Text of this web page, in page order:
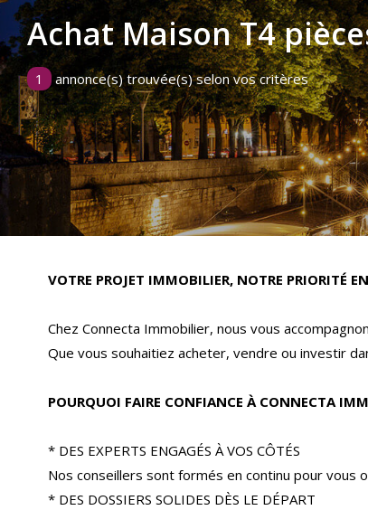
Achat Maison T4
1 annonce(s) trouvée(s) selon vos critères
VOTRE PROJET IMMOBILIER, NOTRE PRIORITÉ
Chez Connecta Immobilier, nous vous
Que vous souhaitiez acheter, vendre ou investir
POURQUOI FAIRE CONFIANCE À CONNECTA
* DES EXPERTS ENGAGÉS À VOS CÔTÉS
Nos conseillers sont formés en continu pour vous
* DES DOSSIERS SOLIDES DÈS LE DÉPART